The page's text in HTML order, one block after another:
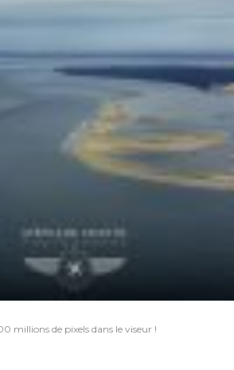
Navigation
millions de pixels dans le viseur !